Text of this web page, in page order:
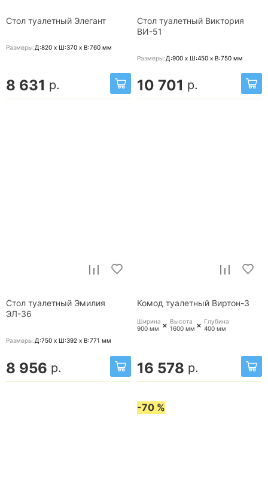
Стол туалетный Элегант
Размеры:Д:820 x Ш:370 x В:760 мм
8 631 р.
Стол туалетный Виктория
ВИ-51
Размеры:Д:900 x Ш:450 x В:750 мм
10 701 р.
Стол туалетный Эмилия
ЭЛ-36
Размеры:Д:750 x Ш:392 x В:771 мм
8 956 р.
Комод туалетный Виртон-3
Ширина
900 мм+Высота
1600 мм+Глубина
400 мм
16 578 р.
-70 %